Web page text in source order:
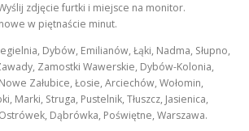
zdjęcie furtki i miejsce na monitor.
w piętnaście minut.
Dybów, Emilianów, Łąki, Nadma, Słupno,
Zamostki Wawerskie, Dybów-Kolonia,
Załubice, Łosie, Arciechów, Wołomin,
Marki, Struga, Pustelnik, Tłuszcz, Jasienica,
Dąbrówka, Poświętne, Warszawa.